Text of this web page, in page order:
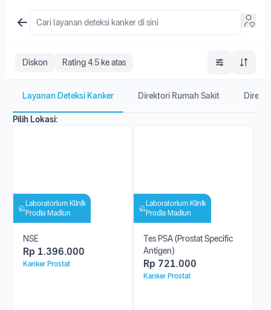
Diskon Rating 4.5 ke atas
Layanan Deteksi Kanker Direktori Rumah Sakit
Pilih Lokasi:
Laboratorium Klinik
Prodia Madiun
NSE
Rp 1.396.000
Kanker Prostat
Laboratorium Klinik
Prodia Madiun
Tes PSA (Prostat Specific
Antigen)
Rp 721.000
Kanker Prostat